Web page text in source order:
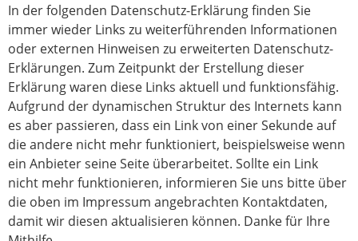
In der folgenden Datenschutz-Erklärung finden Sie
immer wieder Links zu weiterführenden Informationen
oder externen Hinweisen zu erweiterten Datenschutz-
Erklärungen. Zum Zeitpunkt der Erstellung dieser
Erklärung waren diese Links aktuell und funktionsfähig.
Aufgrund der dynamischen Struktur des Internets kann
es aber passieren, dass ein Link von einer Sekunde auf
die andere nicht mehr funktioniert, beispielsweise wenn
ein Anbieter seine Seite überarbeitet. Sollte ein Link
nicht mehr funktionieren, informieren Sie uns bitte über
die oben im Impressum angebrachten Kontaktdaten,
damit wir diesen aktualisieren können. Danke für Ihre